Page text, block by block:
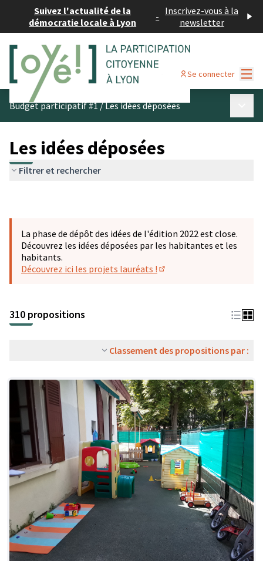
Suivez l'actualité de la
démocratie locale à Lyon
- Inscrivez-vous à la
newsletter
Se connecter
Budget participatif #1/Les idées déposées
Les idées déposées
Filtrer et rechercher
La phase de dépôt des idées de l'édition 2022 est close.
Découvrez les idées déposées par les habitantes et les
habitants.
Découvrez ici les projets lauréats !
310 propositions
Classement des propositions par :